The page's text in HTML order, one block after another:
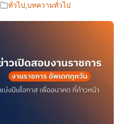
ทั่วไป,บทความทั่วไป